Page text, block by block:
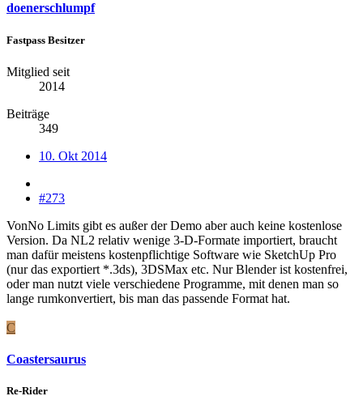
doenerschlumpf
Fastpass Besitzer
Mitglied seit
2014
Beiträge
349
10. Okt 2014
#273
VonNo Limits gibt es außer der Demo aber auch keine kostenlose
Version. Da NL2 relativ wenige 3-D-Formate importiert, braucht
man dafür meistens kostenpflichtige Software wie SketchUp Pro
(nur das exportiert *.3ds), 3DSMax etc. Nur Blender ist kostenfrei,
oder man nutzt viele verschiedene Programme, mit denen man so
lange rumkonvertiert, bis man das passende Format hat.
C
Coastersaurus
Re-Rider